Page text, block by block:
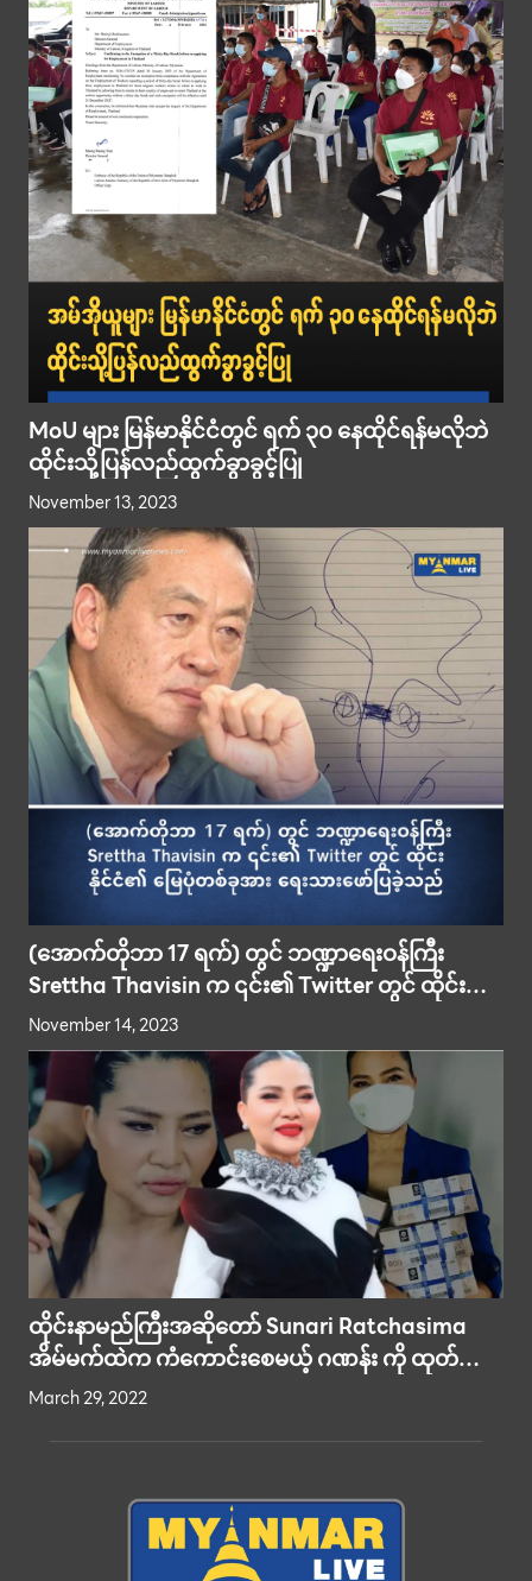
MoU များ မြန်မာနိုင်ငံတွင် ရက် ၃၀ နေထိုင်ရန်မလိုဘဲ
ထိုင်းသို့ပြန်လည်ထွက်ခွာခွင့်ပြု
November 13, 2023
(အောက်တိုဘာ 17 ရက်) တွင် ဘဏ္ဍာရေးဝန်ကြီး
Srettha Thavisin က ၎င်း၏ Twitter တွင် ထိုင်း
နိုင်ငံ၏ မြေပုံတစ်ခုအား ရေးသားဖော်ပြခဲ့သည်
November 14, 2023
ထိုင်းနာမည်ကြီးအဆိုတော် Sunari Ratchasima
အိမ်မက်ထဲက ကံကောင်းစေမယ့် ဂဏန်း ကို ထုတ်ဖော်
ပြောပြ
March 29, 2022